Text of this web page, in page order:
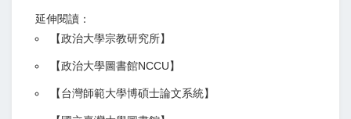
延伸閱讀：
【政治大學宗教研究所】
【政治大學圖書館NCCU】
【台灣師範大學博碩士論文系統】